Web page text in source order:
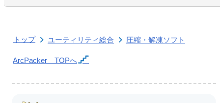
トップ ユーティリティ総合 圧縮・解凍ソフト
ArcPacker TOPへ